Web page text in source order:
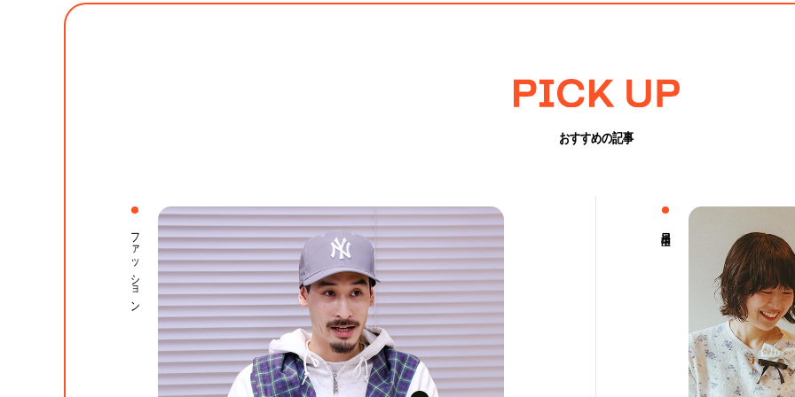
おすすめの記事
ファッション